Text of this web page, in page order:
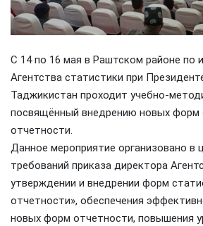
С 14 по 16 мая в Раштском районе по
Агентства статистики при
Таджикистан проходит учебно-
посвящённый внедрению новых форм
отчетности.
Данное мероприятие организовано в
требований приказа директора
утверждении и внедрении форм
отчетности», обеспечения
новых форм отчетности, повышения